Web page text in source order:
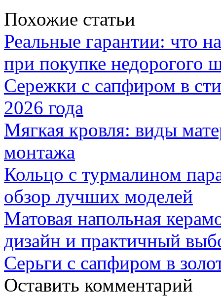
Похожие статьи
Реальные гарантии: что
при покупке недорогого
Сережки с сапфиром в
2026 года
Мягкая кровля: виды
монтажа
Кольцо с турмалином
обзор лучших моделей
Матовая напольная
дизайн и практичный
Серьги с сапфиром в
Оставить комментарий